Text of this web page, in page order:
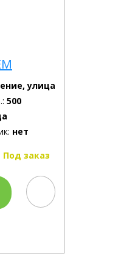
улица
500
нет
Под заказ